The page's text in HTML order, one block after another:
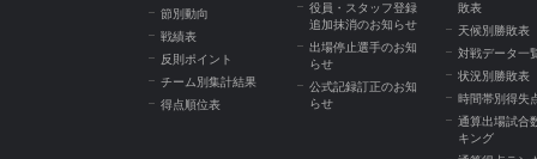
節別動向
戦績表
反則ポイント
チーム別集計結果
得点順位表
役員・スタッフ登録
追加抹消のお知らせ
出場停止選手のお知
らせ
公式記録訂正のお知
らせ
敗表
天候別勝敗表
対戦データ一
状況別勝敗表
時間帯別得失
通算出場試合
キング